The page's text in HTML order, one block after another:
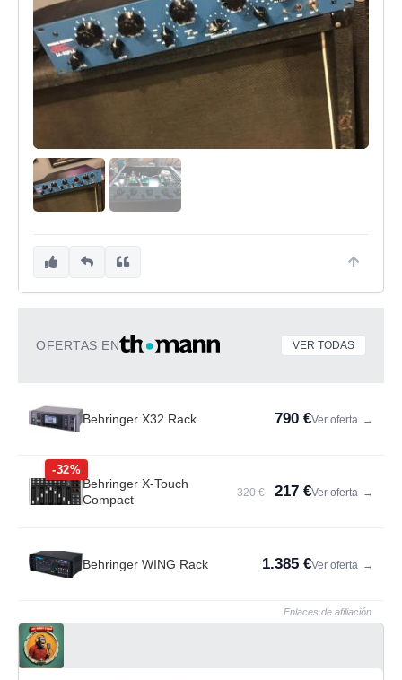
OFERTAS EN VER TODAS
Behringer X32 Rack 790 €Ver oferta →
-32%
Behringer X-Touch
Compact
320 € 217 €Ver oferta →
Behringer WING Rack 1.385 €Ver oferta →
Enlaces de afiliación